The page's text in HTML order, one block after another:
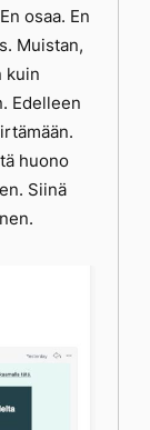
osaa. En
Muistan,
kuin
Edelleen
huono
Siinä